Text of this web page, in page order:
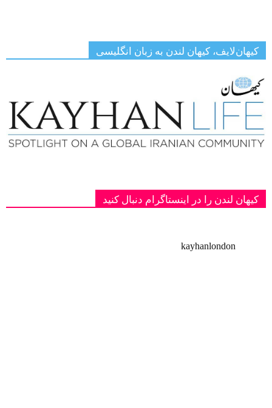
کیهان‌لایف، کیهان لندن به زبان انگلیسی
کیهان لندن را در اینستاگرام دنبال کنید
kayhanlondon